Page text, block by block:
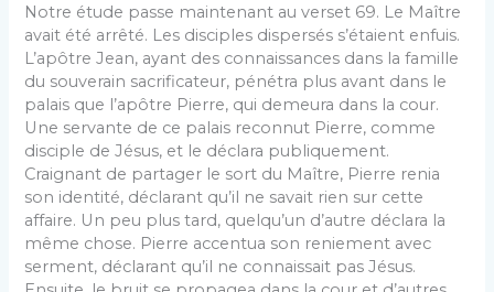
Notre étude passe maintenant au verset 69. Le Maître
avait été arrêté. Les disciples dispersés s’étaient enfuis.
L’apôtre Jean, ayant des connaissances dans la famille
du souverain sacrificateur, pénétra plus avant dans le
palais que l’apôtre Pierre, qui demeura dans la cour.
Une servante de ce palais reconnut Pierre, comme
disciple de Jésus, et le déclara publiquement.
Craignant de partager le sort du Maître, Pierre renia
son identité, déclarant qu’il ne savait rien sur cette
affaire. Un peu plus tard, quelqu’un d’autre déclara la
même chose. Pierre accentua son reniement avec
serment, déclarant qu’il ne connaissait pas Jésus.